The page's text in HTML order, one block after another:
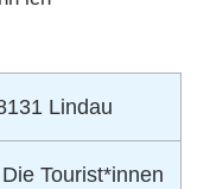
Lindau
Tourist*innen